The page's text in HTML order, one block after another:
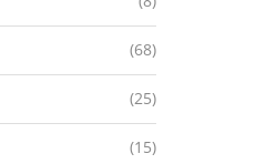
(68)
(25)
(15)